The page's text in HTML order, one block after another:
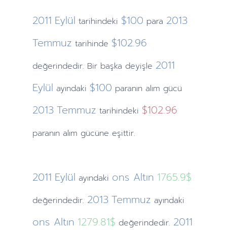
2011 Eylül tarihindeki $100 para 2013
Temmuz tarihinde $102.96
değerindedir. Bir başka deyişle 2011
Eylül ayındaki $100 paranın alım gücü
2013 Temmuz tarihindeki $102.96
paranın alım gücüne eşittir.
2011 Eylül ayındaki ons Altın 1765.9$
değerindedir. 2013 Temmuz ayındaki
ons Altın 1279.81$ değerindedir. 2011